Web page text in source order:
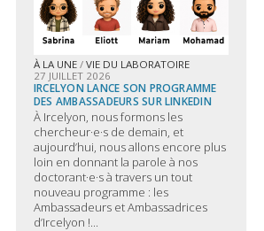
À LA UNE / VIE DU LABORATOIRE
27 JUILLET 2026
IRCELYON LANCE SON PROGRAMME
DES AMBASSADEURS SUR LINKEDIN
À Ircelyon, nous formons les
chercheur·e·s de demain, et
aujourd’hui, nous allons encore plus
loin en donnant la parole à nos
doctorant·e·s à travers un tout
nouveau programme : les
Ambassadeurs et Ambassadrices
d’Ircelyon !...